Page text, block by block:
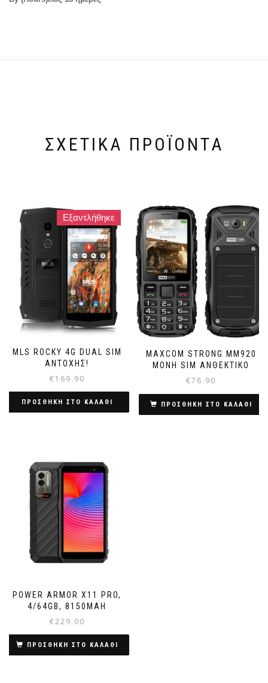
ΣΧΕΤΙΚΆ ΠΡΟΪΌΝΤΑ
MLS ROCKY 4G DUAL SIM
ΑΝΤΟΧΉΣ!
€169.90
Εξαντλήθηκε
ΠΡΟΣΘΗΚΗ ΣΤΟ ΚΑΛΑΘΙ
MAXCOM STRONG MM920
ΜΟΝΉ SIM ΑΝΘΕΚΤΙΚΌ
€76.90
ΠΡΟΣΘΗΚΗ ΣΤΟ ΚΑΛΑΘΙ
POWER ARMOR X11 PRO,
4/64GB, 8150MAH
€229.00
ΠΡΟΣΘΗΚΗ ΣΤΟ ΚΑΛΑΘΙ